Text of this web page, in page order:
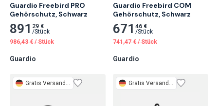
Guardio Freebird PRO
Gehörschutz, Schwarz
891 29 €
/Stück
986,43 € /Stück
Guardio
Guardio Freebird COM
Gehörschutz, Schwarz
671 46 €
/Stück
741,47 € /Stück
Guardio
Gratis Versand 3 Tage Gratis Versand 3 Tage